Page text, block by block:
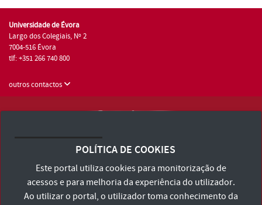
Universidade de Évora
Largo dos Colegiais, Nº 2
7004-516 Évora
tlf: +351 266 740 800
outros contactos
Consulte os Termos e Condições e Política de Privacidade
Declaração de Acessibilidade
POLÍTICA DE COOKIES
Este portal utiliza cookies para monitorização de
acessos e para melhoria da experiência do utilizador.
Ao utilizar o portal, o utilizador toma conhecimento da